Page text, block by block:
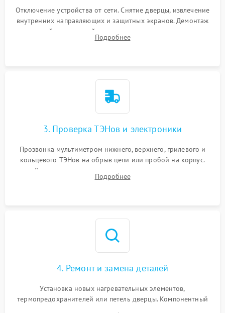
Отключение устройства от сети. Снятие дверцы, извлечение
внутренних направляющих и защитных экранов. Демонтаж
задней или верхней панели для прямого доступа к
нагревательным элементам, плате и вентиляторам.
Подробнее
3. Проверка ТЭНов и электроники
Прозвонка мультиметром нижнего, верхнего, грилевого и
кольцевого ТЭНов на обрыв цепи или пробой на корпус.
Диагностика термостата, датчиков температуры,
переключателя режимов и мотора конвекции.
Подробнее
4. Ремонт и замена деталей
Установка новых нагревательных элементов,
термопредохранителей или петель дверцы. Компонентный